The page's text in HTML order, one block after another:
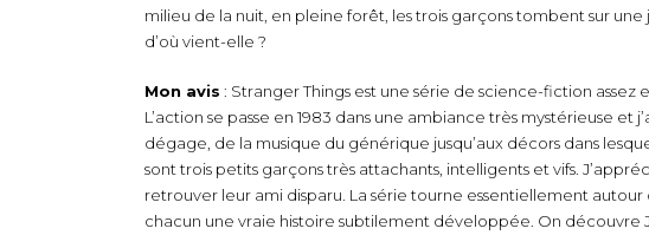
milieu de la nuit, en pleine forêt, les trois garçons tombent sur
d’où vient-elle ?
Mon avis : Stranger Things est une série de science-fiction
L’action se passe en 1983 dans une ambiance très mystérieuse et
dégage, de la musique du générique jusqu’aux décors dans
sont trois petits garçons très attachants, intelligents et vifs.
retrouver leur ami disparu. La série tourne essentiellement autour
chacun une vraie histoire subtilement développée. On découvre